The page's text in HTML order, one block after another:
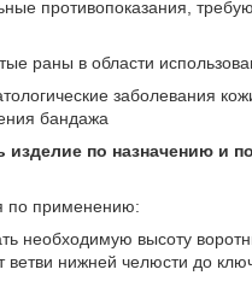
противопоказания,
раны в области
заболевания
бандажа
изделие по назначению и
по применению:
необходимую высоту
ветви нижней челюсти до